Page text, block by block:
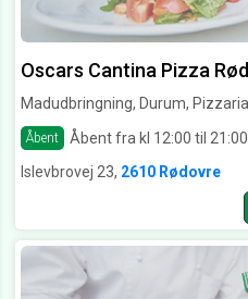
Oscars Cantina Pizza
Madudbringning, Durum,
Åbent Åbent fra kl 12:00 til 21:00
Islevbrovej 23, 2610 Rødovre